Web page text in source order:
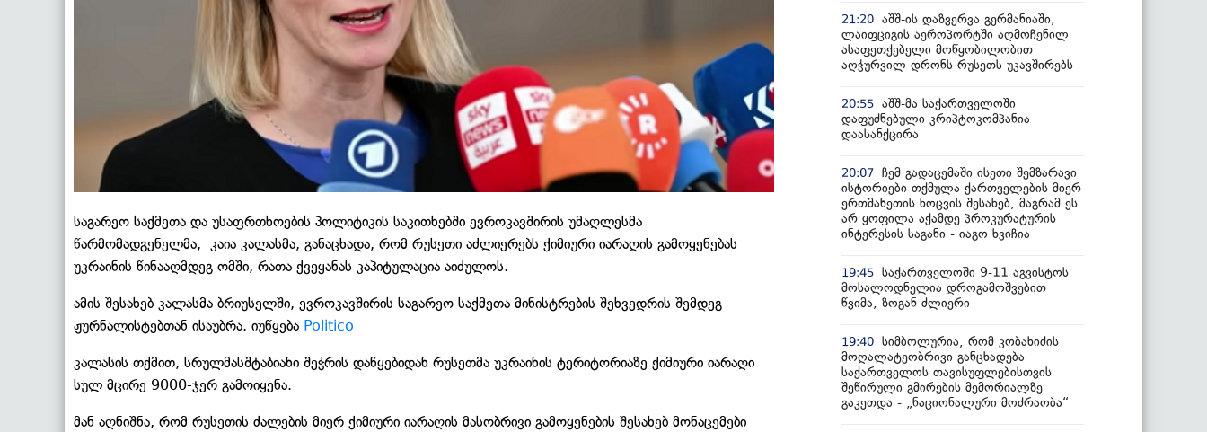
საგარეო საქმეთა და უსაფრთხოების პოლიტიკის საკითხებში ევროკავშირის უმაღლესმა
წარმომადგენელმა, კაია კალასმა, განაცხადა, რომ რუსეთი აძლიერებს ქიმიური იარაღის გამოყენებას
უკრაინის წინააღმდეგ ომში, რათა ქვეყანას კაპიტულაცია აიძულოს.
ამის შესახებ კალასმა ბრიუსელში, ევროკავშირის საგარეო საქმეთა მინისტრების შეხვედრის შემდეგ
ჟურნალისტებთან ისაუბრა. იუწყება Politico
კალასის თქმით, სრულმასშტაბიანი შეჭრის დაწყებიდან რუსეთმა უკრაინის ტერიტორიაზე ქიმიური იარაღი
სულ მცირე 9000-ჯერ გამოიყენა.
მან აღნიშნა, რომ რუსეთის ძალების მიერ ქიმიური იარაღის მასობრივი გამოყენების შესახებ მონაცემები
21:20 აშშ-ის დაზვერვა გერმანიაში,
ლაიფციგის აეროპორტში აღმოჩენილ
ასაფეთქებელი მოწყობილობით
აღჭურვილ დრონს რუსეთს უკავშირებს
20:55 აშშ-მა საქართველოში
დაფუძნებული კრიპტოკომპანია
დაასანქცირა
20:07 ჩემ გადაცემაში ისეთი შემზარავი
ისტორიები თქმულა ქართველების მიერ
ერთმანეთის ხოცვის შესახებ, მაგრამ ეს
არ ყოფილა აქამდე პროკურატურის
ინტერესის საგანი - იაგო ხვიჩია
19:45 საქართველოში 9-11 აგვისტოს
მოსალოდნელია დროგამოშვებით
წვიმა, ზოგან ძლიერი
19:40 სიმბოლურია, რომ კობახიძის
მოღალატეობრივი განცხადება
საქართველოს თავისუფლებისთვის
შეწირული გმირების მემორიალზე
გაკეთდა - „ნაციონალური მოძრაობა“